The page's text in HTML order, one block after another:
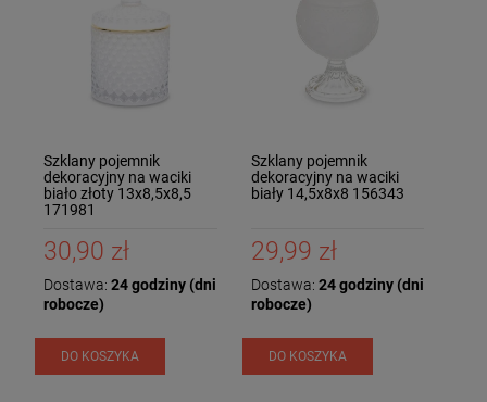
Szklany pojemnik
dekoracyjny na waciki
biało złoty 13x8,5x8,5
171981
30,90 zł
Dostawa: 24 godziny (dni
robocze)
DO KOSZYKA
Szklany pojemnik
dekoracyjny na waciki
biały 14,5x8x8 156343
29,99 zł
Dostawa: 24 godziny (dni
robocze)
DO KOSZYKA